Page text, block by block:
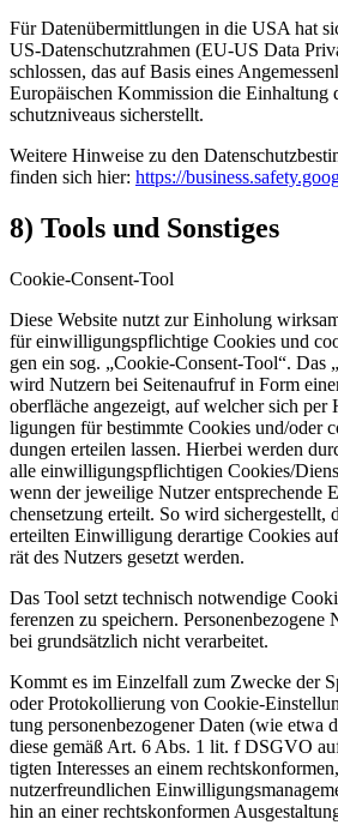
Für Daten­über­mitt­lun­gen in die USA hat
US-Daten­schutz­rah­men (EU-US Data
schlos­sen, das auf Basis eines
Euro­päi­schen Kom­mis­si­on die Ein­hal­tung
schutz­ni­veaus sicher­stellt.
Wei­te­re Hin­wei­se zu den
fin­den sich hier: https://​
8) Tools und Sonstiges
Coo­kie-Con­sent-Tool
Die­se Web­site nutzt zur Ein­ho­lung
für ein­wil­li­gungs­pflich­ti­ge Coo­kies und
gen ein sog. „Coo­kie-Con­sent-Tool“. Das
wird Nut­zern bei Sei­ten­auf­ruf in Form
ober­flä­che ange­zeigt, auf wel­cher sich
li­gun­gen für bestimm­te Coo­kies und/oder
dun­gen ertei­len las­sen. Hier­bei wer­den
alle ein­wil­li­gungs­pflich­ti­gen Cookies/
wenn der jewei­li­ge Nut­zer
chen­set­zung erteilt. So wird sicher­ge­stellt,
erteil­ten Ein­wil­li­gung der­ar­ti­ge Coo­kies
rät des Nut­zers gesetzt wer­den.
Das Tool setzt tech­nisch not­wen­di­ge
fe­ren­zen zu spei­chern.
bei grund­sätz­lich nicht ver­ar­bei­tet.
Kommt es im Ein­zel­fall zum Zwe­cke der
oder Pro­to­kol­lie­rung von Coo­kie-
tung per­so­nen­be­zo­ge­ner Daten (wie etwa
die­se gemäß Art. 6 Abs. 1 lit. f DSGVO
tig­ten Inter­es­ses an einem
nut­zer­freund­li­chen
hin an einer rechts­kon­for­men